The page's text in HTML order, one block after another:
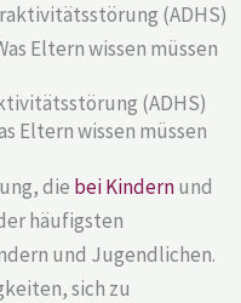
(ADHS)
Eltern wissen müssen
die bei Kindernund
häufigsten
und Jugendlichen.
sich zu